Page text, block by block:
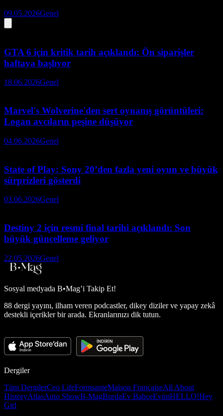
09.05.2026Genel
GTA 6 için kritik tarih açıklandı: Ön siparişler
haftaya başlıyor
18.06.2026Genel
Marvel's Wolverine'den sert oynanış görüntüleri:
Logan avcıların peşine düşüyor
04.06.2026Genel
State of Play: Sony 20’den fazla yeni oyun ve büyük
sürprizleri gösterdi
03.06.2026Genel
Destiny 2 için resmi final tarihi açıklandı: Son
büyük güncelleme geliyor
22.05.2026Genel
Sosyal medyada B•Mag’i Takip Et!
88 dergi yayını, ilham veren podcastler, dikey diziler ve yapay zekâ
destekli içerikler bir arada. Ekranlarınızı dik tutun.
Dergiler
Tüm DergilerCeo LifeFormsanteMaison FrançaiseAll About
HistoryAtlasAuto ShowB-MagBurdaEv BahçeEvimHELLO!Hey
Girl